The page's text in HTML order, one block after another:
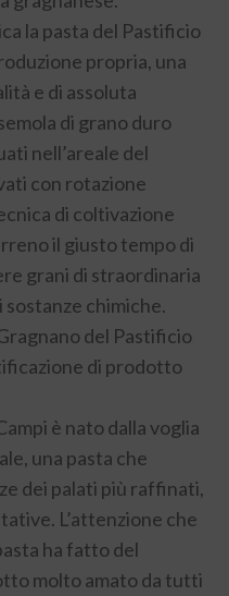
la pasta del Pastificio
propria, una
e di assoluta
di grano duro
nell’areale del
con rotazione
di coltivazione
il giusto tempo di
grani di straordinaria
sostanze chimiche.
del Pastificio
di prodotto
è nato dalla voglia
una pasta che
dei palati più raffinati,
L’attenzione che
ha fatto del
molto amato da tutti